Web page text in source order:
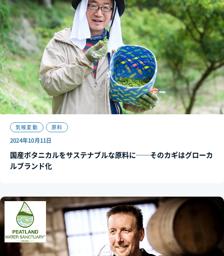
気候変動 原料
2024年10月11日
国産ボタニカルをサステナブルな原料に──そのカギはグローカ
ルブランド化